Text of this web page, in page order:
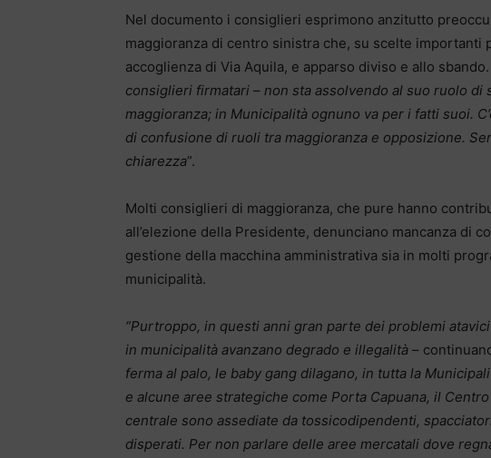
Nel documento i consiglieri esprimono anzitutto
maggioranza di centro sinistra che, su scelte
accoglienza di Via Aquila, e apparso diviso e allo sbando.
consiglieri firmatari – non sta assolvendo al suo ruolo di
maggioranza; in Municipalità ognuno va per i fatti suoi.
di confusione di ruoli tra maggioranza e opposizione.
chiarezza”.
Molti consiglieri di maggioranza, che pure hanno
all’elezione della Presidente, denunciano mancanza di
gestione della macchina amministrativa sia in molti
municipalità.
“Purtroppo, in questi anni gran parte dei problemi
in municipalità avanzano degrado e illegalità –
ferma al palo, le baby gang dilagano, in tutta la
e alcune aree strategiche come Porta Capuana, il
centrale sono assediate da tossicodipendenti,
disperati. Per non parlare delle aree mercatali dove